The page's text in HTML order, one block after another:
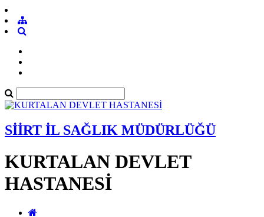
SİİRT İL SAĞLIK MÜDÜRLÜĞÜ
KURTALAN DEVLET
HASTANESİ